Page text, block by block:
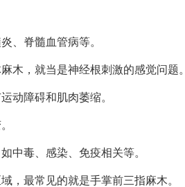
、脊髓血管病等。
木，就当是神经根刺激的感觉问题。
动障碍和肌肉萎缩。
中毒、感染、免疫相关等。
，最常见的就是手掌前三指麻木。